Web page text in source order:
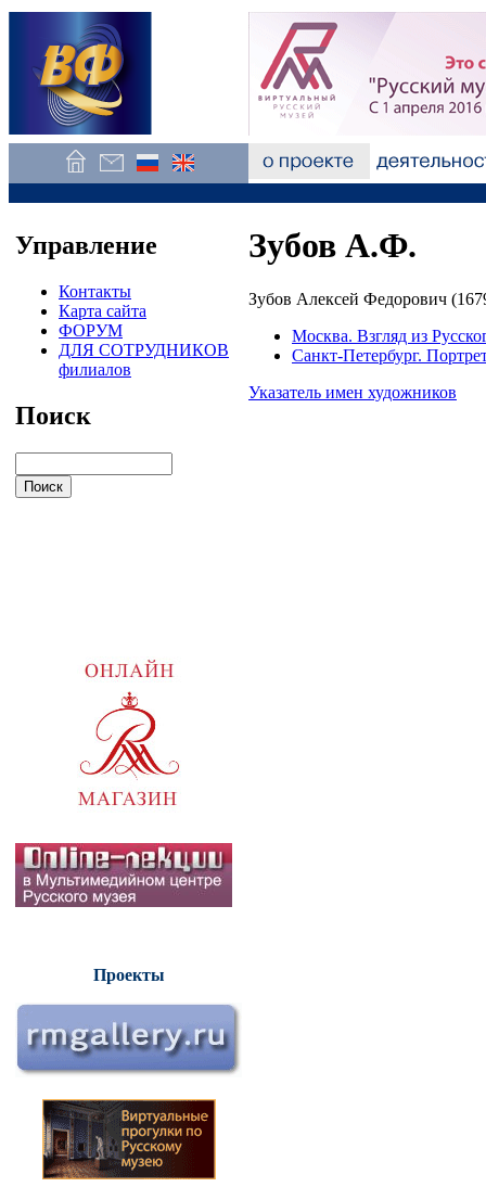
Управление
Контакты
Карта сайта
ФОРУМ
ДЛЯ СОТРУДНИКОВ
филиалов
Поиск
Проекты
Зубов А.Ф.
Зубов Алексей Федорович
Москва. Взгляд из
Санкт-Петербург.
Указатель имен художников